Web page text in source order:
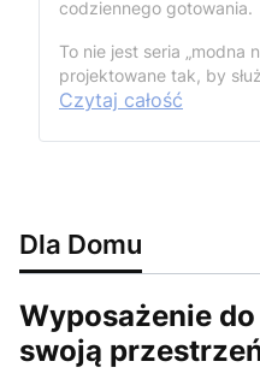
codziennego gotowania.
To nie jest seria „modna
projektowane tak, by
Czytaj całość
Dla Domu
Wyposażenie
swoją